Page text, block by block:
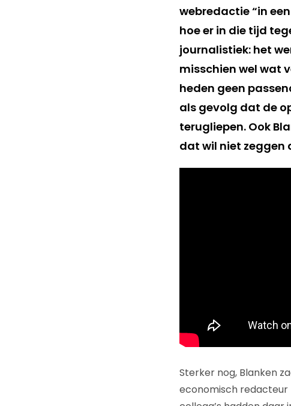
webredactie “in
hoe er in die tijd
journalistiek: het
misschien wel wat
heden geen
als gevolg dat de
terugliepen. Ook
dat wil niet zeggen
Sterker nog, Blanken
economisch redacteur